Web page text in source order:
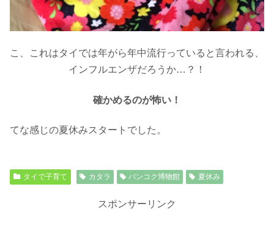
こ、これはタイでは年がら年中流行っていると言われる、
インフルエンザだろうか…？！
確かめるのが怖い！
てな感じの夏休みスタートでした。
タイで子育て カタラ バンコク博物館 夏休み
スポンサーリンク